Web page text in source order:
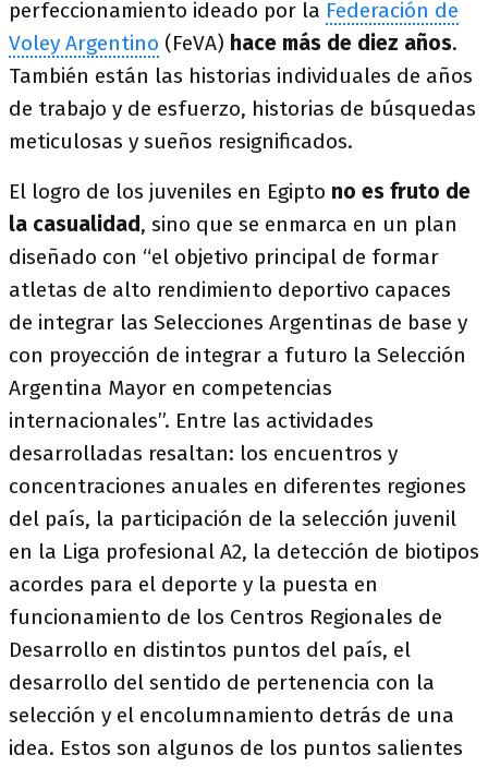
perfeccionamiento ideado por la Federación de
Voley Argentino (FeVA) hace más de diez años.
También están las historias individuales de años
de trabajo y de esfuerzo, historias de búsquedas
meticulosas y sueños resignificados.
El logro de los juveniles en Egipto no es fruto de
la casualidad, sino que se enmarca en un plan
diseñado con “el objetivo principal de formar
atletas de alto rendimiento deportivo capaces
de integrar las Selecciones Argentinas de base y
con proyección de integrar a futuro la Selección
Argentina Mayor en competencias
internacionales”. Entre las actividades
desarrolladas resaltan: los encuentros y
concentraciones anuales en diferentes regiones
del país, la participación de la selección juvenil
en la Liga profesional A2, la detección de biotipos
acordes para el deporte y la puesta en
funcionamiento de los Centros Regionales de
Desarrollo en distintos puntos del país, el
desarrollo del sentido de pertenencia con la
selección y el encolumnamiento detrás de una
idea. Estos son algunos de los puntos salientes